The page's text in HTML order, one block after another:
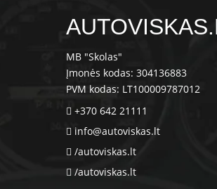
MB "Skolas"
Įmonės kodas: 304136883
PVM kodas: LT100009787012
+370 642 21111
info@autoviskas.lt
/autoviskas.lt
/autoviskas.lt